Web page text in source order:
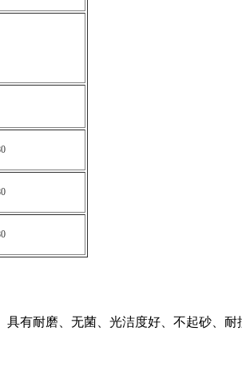
耐磨、无菌、光洁度好、不起砂、耐